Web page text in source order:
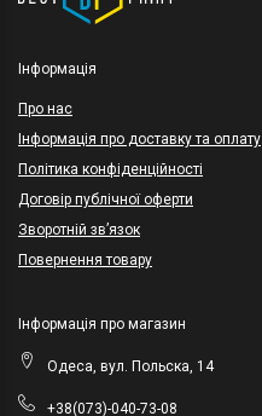
Інформація
Про нас
Інформація про доставку та оплату
Політика конфіденційності
Договір публічної оферти
Зворотній зв’язок
Повернення товару
Інформація про магазин
Одеса, вул. Польска, 14
+38(073)-040-73-08